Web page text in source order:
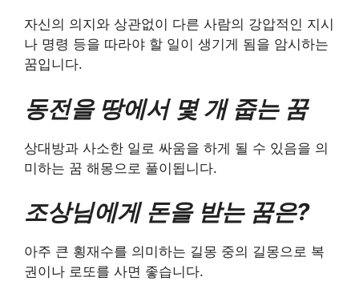
자신의 의지와 상관없이 다른 사람의 강압적인 지시
나 명령 등을 따라야 할 일이 생기게 됨을 암시하는
꿈입니다.
동전을 땅에서 몇 개 줍는 꿈
상대방과 사소한 일로 싸움을 하게 될 수 있음을 의
미하는 꿈 해몽으로 풀이됩니다.
조상님에게 돈을 받는 꿈은?
아주 큰 횡재수를 의미하는 길몽 중의 길몽으로 복
권이나 로또를 사면 좋습니다.